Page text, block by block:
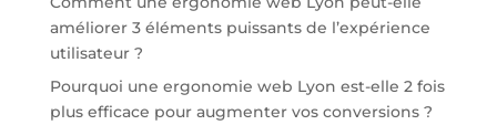
améliorer 3 éléments puissants de l’expérience
utilisateur ?
Pourquoi une ergonomie web Lyon est-elle 2 fois
plus efficace pour augmenter vos conversions ?